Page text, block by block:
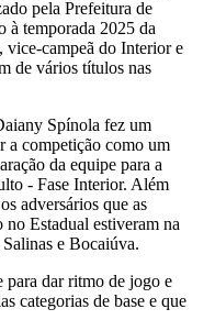
pela Prefeitura de
à temporada 2025 da
vice-campeã do Interior e
de vários títulos nas
Spínola fez um
a competição como um
da equipe para a
- Fase Interior. Além
adversários que as
no Estadual estiveram na
e Bocaiúva.
para dar ritmo de jogo e
categorias de base e que